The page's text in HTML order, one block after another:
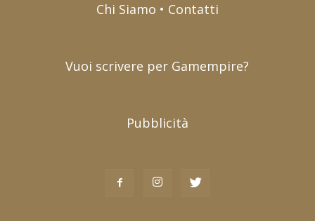
Chi Siamo • Contatti
Vuoi scrivere per Gamempire?
Pubblicità